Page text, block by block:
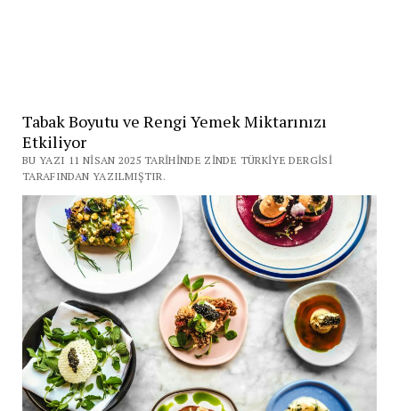
Tabak Boyutu ve Rengi Yemek Miktarınızı
Etkiliyor
BU YAZI 11 NISAN 2025 TARIHINDE ZINDE TÜRKIYE DERGISI
TARAFINDAN YAZILMIŞTIR.